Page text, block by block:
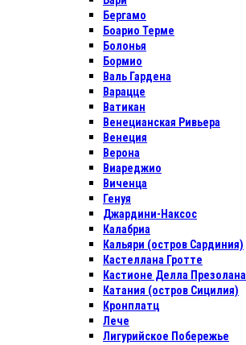
Бергамо
Боарио Терме
Болонья
Бормио
Валь Гардена
Варацце
Ватикан
Венецианская Ривьера
Венеция
Верона
Виареджио
Виченца
Генуя
Джардини-Наксос
Калабриа
Кальяри (остров Сардиния)
Кастеллана Гротте
Кастионе Делла Презолана
Катания (остров Сицилия)
Кронплатц
Лече
Лигурийское Побережье